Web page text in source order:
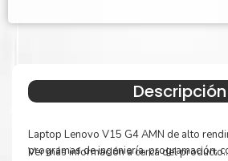
Descripción
Laptop Lenovo V15 G4 AMN de alto
programas de ingeniería, programación,
Ver más información a cerca del